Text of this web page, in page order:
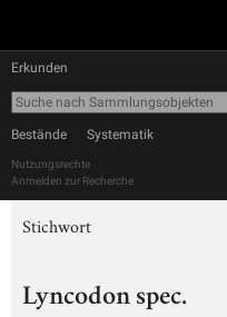
Erkunden
Bestände Systematik
Nutzungsrechte
Anmelden zur Recherche
Stichwort
Lyncodon spec.